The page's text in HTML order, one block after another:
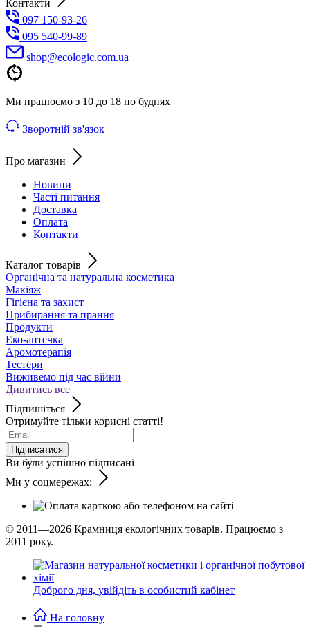
Контакти
097 150-93-26
095 540-99-89
shoр@ecologic.com.ua
Ми працюємо з 10 до 18 по буднях
Зворотній зв'язок
Про магазин
Новини
Часті питання
Доставка
Оплата
Контакти
Каталог товарів
Органічна та натуральна косметика
Макіяж
Гігієна та захист
Прибирання та прання
Продукти
Еко-аптечка
Аромотерапія
Тестери
Виживемо під час війни
Дивитись все
Підпишіться
Отримуйте тільки корисні статті!
Підписатися
Ви були успішно підписані
Ми у соцмережах:
© 2011—2026 Крамниця екологічних товарів. Працюємо з
2011 року.
Доброго дня, увійдіть в особистий кабінет
На головну